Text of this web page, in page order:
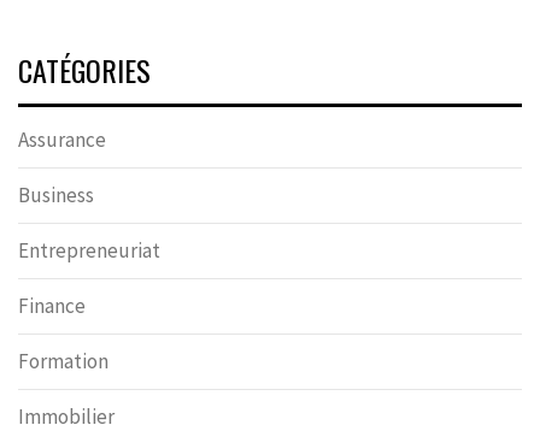
CATÉGORIES
Assurance
Business
Entrepreneuriat
Finance
Formation
Immobilier